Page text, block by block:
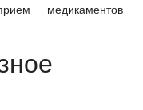
медикаментов